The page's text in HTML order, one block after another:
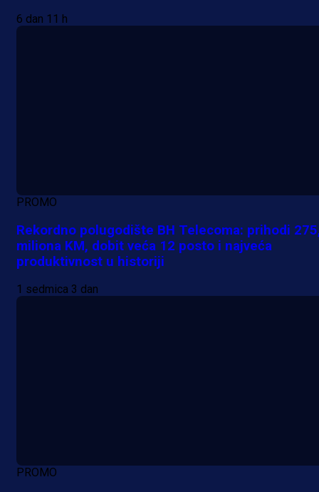
6 dan 11 h
PROMO
Rekordno polugodište BH Telecoma: prihodi
miliona KM, dobit veća 12 posto i najveća
produktivnost u historiji
1 sedmica 3 dan
PROMO